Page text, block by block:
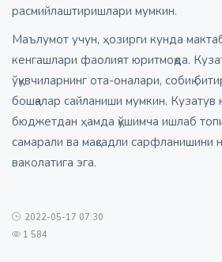
расмийлаштиришлари мумкин.
Маълумот учун, ҳозирги кунда
кенгашлари фаолият юритмоқда.
ўқувчиларнинг ота-оналари, собиқ
бошқалар сайланиши мумкин.
бюджетдан ҳамда қўшимча ишлаб
самарали ва мақсадли сарфланишини
ваколатига эга.
2022-05-17 07:30
1 584